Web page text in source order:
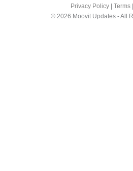
Privacy Policy Terms
© 2026 Moovit Updates - All